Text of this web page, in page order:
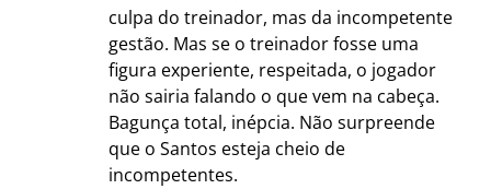
culpa do treinador, mas da incompetente
gestão. Mas se o treinador fosse uma
figura experiente, respeitada, o jogador
não sairia falando o que vem na cabeça.
Bagunça total, inépcia. Não surpreende
que o Santos esteja cheio de
incompetentes.